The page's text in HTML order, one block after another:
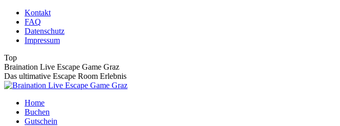
Zum
Inhalt
springen
Kontakt
FAQ
Datenschutz
Impressum
Top
Braination Live Escape Game Graz
Das ultimative Escape Room Erlebnis
Home
Buchen
Gutschein